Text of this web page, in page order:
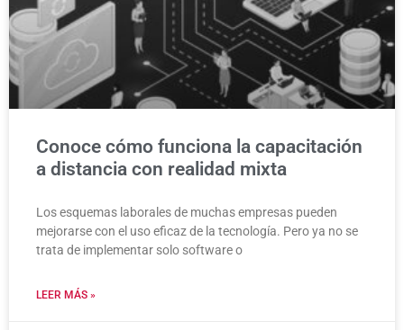
Conoce cómo funciona la capacitación
a distancia con realidad mixta
Los esquemas laborales de muchas empresas pueden
mejorarse con el uso eficaz de la tecnología. Pero ya no se
trata de implementar solo software o
LEER MÁS »